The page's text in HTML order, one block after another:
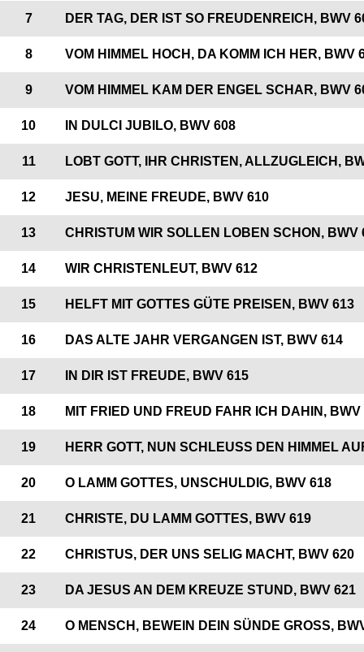
7 DER TAG, DER IST SO FREUDENREICH, BWV
8 VOM HIMMEL HOCH, DA KOMM ICH HER, BWV
9 VOM HIMMEL KAM DER ENGEL SCHAR, BWV
10 IN DULCI JUBILO, BWV 608
11 LOBT GOTT, IHR CHRISTEN, ALLZUGLEICH,
12 JESU, MEINE FREUDE, BWV 610
13 CHRISTUM WIR SOLLEN LOBEN SCHON, BWV
14 WIR CHRISTENLEUT, BWV 612
15 HELFT MIT GOTTES GÜTE PREISEN, BWV 613
16 DAS ALTE JAHR VERGANGEN IST, BWV 614
17 IN DIR IST FREUDE, BWV 615
18 MIT FRIED UND FREUD FAHR ICH DAHIN, BWV
19 HERR GOTT, NUN SCHLEUSS DEN HIMMEL
20 O LAMM GOTTES, UNSCHULDIG, BWV 618
21 CHRISTE, DU LAMM GOTTES, BWV 619
22 CHRISTUS, DER UNS SELIG MACHT, BWV 620
23 DA JESUS AN DEM KREUZE STUND, BWV 621
24 O MENSCH, BEWEIN DEIN SÜNDE GROSS,